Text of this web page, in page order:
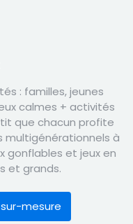
: familles, jeunes
calmes + activités
que chacun profite
multigénérationnels à
gonflables et jeux en
et grands.
mesure